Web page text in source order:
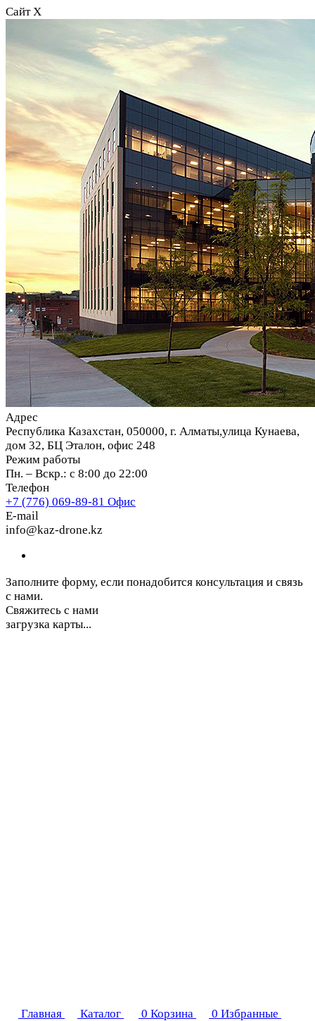
Сайт X
Адрес
Республика Казахстан, 050000, г. Алматы,улица Кунаева,
дом 32, БЦ Эталон, офис 248
Режим работы
Пн. – Вскр.: с 8:00 до 22:00
Телефон
+7 (776) 069-89-81 Офис
E-mail
info@kaz-drone.kz
Заполните форму, если понадобится консультация и связь
с нами.
Свяжитесь с нами
загрузка карты...
Главная Каталог 0 Корзина 0 Избранные